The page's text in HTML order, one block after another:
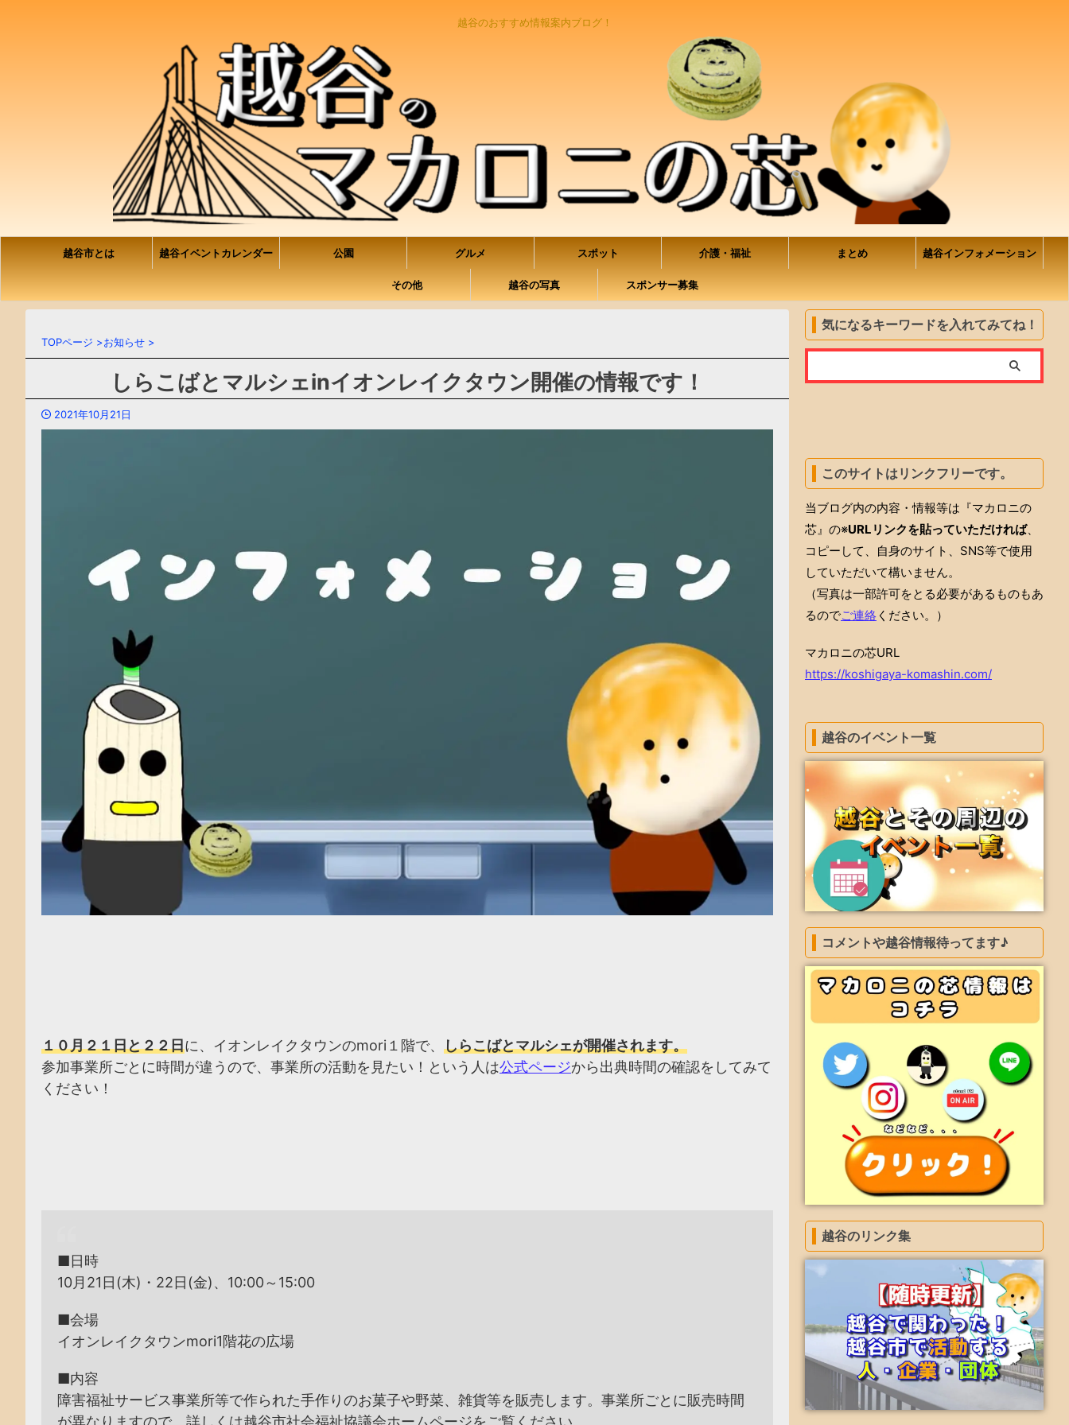
越谷のおすすめ情報案内ブログ！
越谷市とは 越谷イベントカレンダー 公園 グルメ スポット 介護・福祉 まとめ 越谷インフォメーション
その他 越谷の写真 スポンサー募集
TOPページ >お知らせ >
しらこばとマルシェinイオンレイクタウン開催の情報です！
2021年10月21日
１０月２１日と２２日に、イオンレイクタウンのmori１階で、 しらこばとマルシェが開催されます。
参加事業所ごとに時間が違うので、事業所の活動を見たい！という人は公式ページから出典時間の確認をしてみて
ください！
■日時
10月21日(木)・22日(金)、10:00～15:00
■会場
イオンレイクタウンmori1階花の広場
■内容
障害福祉サービス事業所等で作られた手作りのお菓子や野菜、雑貨等を販売します。事業所ごとに販売時間
が異なりますので、詳しくは越谷市社会福祉協議会ホームページをご覧ください
気になるキーワードを入れてみてね！
このサイトはリンクフリーです。
当ブログ内の内容・情報等は『マカロニの
芯』の※URLリンクを貼っていただければ、
コピーして、自身のサイト、SNS等で使用
していただいて構いません。
（写真は一部許可をとる必要があるものもあ
るのでご連絡 ください。）
マカロニの芯URL
https://koshigaya-komashin.com/
越谷のイベント一覧
コメントや越谷情報待ってます♪
越谷のリンク集